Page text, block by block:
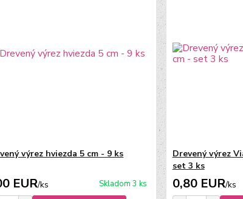
výrez hviezda 5 cm - 9 ks
EUR/ks Skladom 3 ks
Drevený výrez
set 3 ks
0,80 EUR/ks